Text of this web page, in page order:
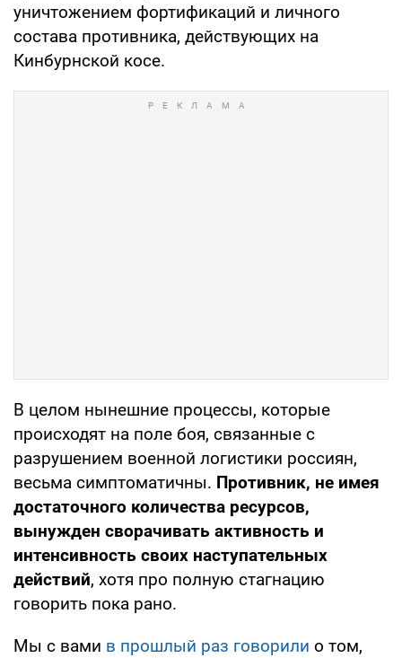
уничтожением фортификаций и личного
состава противника, действующих на
Кинбурнской косе.
В целом нынешние процессы, которые
происходят на поле боя, связанные с
разрушением военной логистики россиян,
весьма симптоматичны. Противник, не имея
достаточного количества ресурсов,
вынужден сворачивать активность и
интенсивность своих наступательных
действий, хотя про полную стагнацию
говорить пока рано.
Мы с вами в прошлый раз говорили о том,